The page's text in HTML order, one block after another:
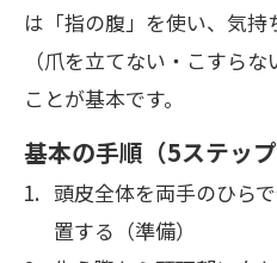
は「指の腹」を使い、気
（爪を立てない・こすら
ことが基本です。
基本の手順（5ステップ
頭皮全体を両手のひら
置する（準備）